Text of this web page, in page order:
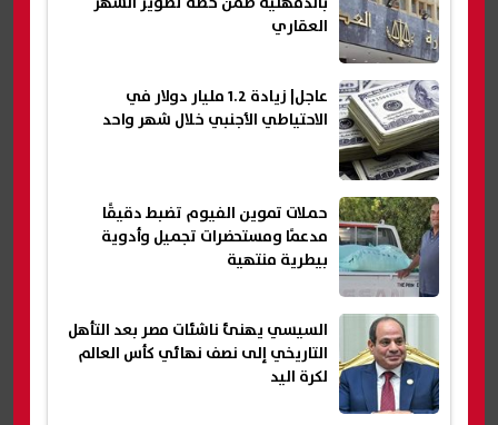
العقاري
عاجل| زيادة 1.2 مليار دولار في
الاحتياطي الأجنبي خلال شهر واحد
حملات تموين الفيوم تضبط دقيقًا
مدعمًا ومستحضرات تجميل وأدوية
بيطرية منتهية
السيسي يهنئ ناشئات مصر بعد التأهل
التاريخي إلى نصف نهائي كأس العالم
لكرة اليد